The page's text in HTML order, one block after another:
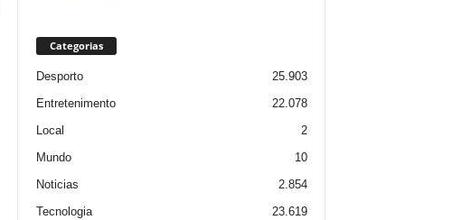
Categorias
Desporto
25.903
Entretenimento
22.078
Local
2
Mundo
10
Noticias
2.854
Tecnologia
23.619